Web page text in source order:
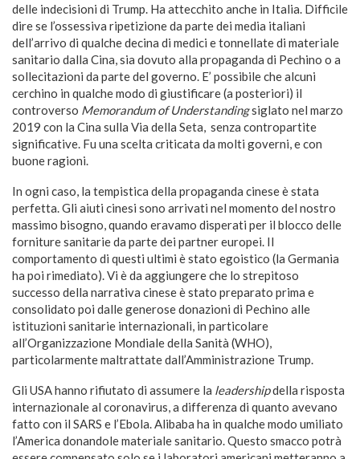
delle indecisioni di Trump. Ha attecchito anche in Italia. Difficile
dire se l’ossessiva ripetizione da parte dei media italiani
dell’arrivo di qualche decina di medici e tonnellate di materiale
sanitario dalla Cina, sia dovuto alla propaganda di Pechino o a
sollecitazioni da parte del governo. E’ possibile che alcuni
cerchino in qualche modo di giustificare (a posteriori) il
controverso Memorandum of Understandingsiglato nel marzo
2019 con la Cina sulla Via della Seta, senza contropartite
significative. Fu una scelta criticata da molti governi, e con
buone ragioni.
In ogni caso, la tempistica della propaganda cinese è stata
perfetta. Gli aiuti cinesi sono arrivati nel momento del nostro
massimo bisogno, quando eravamo disperati per il blocco delle
forniture sanitarie da parte dei partner europei. Il
comportamento di questi ultimi è stato egoistico (la Germania
ha poi rimediato). Vi è da aggiungere che lo strepitoso
successo della narrativa cinese è stato preparato prima e
consolidato poi dalle generose donazioni di Pechino alle
istituzioni sanitarie internazionali, in particolare
all’Organizzazione Mondiale della Sanità (WHO),
particolarmente maltrattate dall’Amministrazione Trump.
Gli USA hanno rifiutato di assumere la leadershipdella risposta
internazionale al coronavirus, a differenza di quanto avevano
fatto con il SARS e l’Ebola. Alibaba ha in qualche modo umiliato
l’America donandole materiale sanitario. Questo smacco potrà